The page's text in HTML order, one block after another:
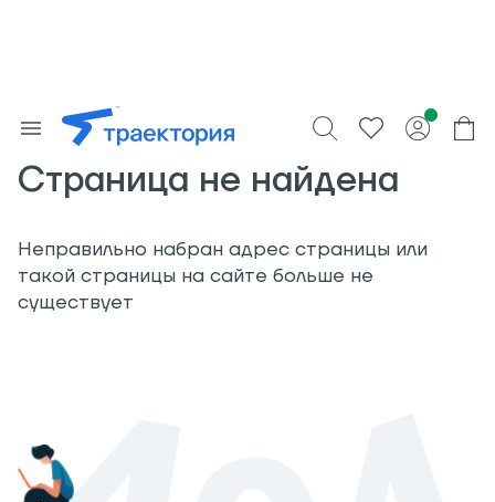
Страница не найдена
Неправильно набран адрес страницы или
такой страницы на сайте больше не
существует